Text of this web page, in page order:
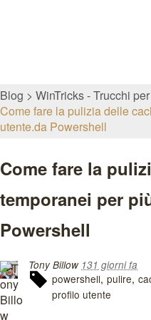
Blog
WinTricks - Trucchi
Come fare la pulizia delle
utente.da Powershell
Come fare la
temporanei per
Powershell
Tony Billow 131 giorni fa
powershell pulire
profilo utente